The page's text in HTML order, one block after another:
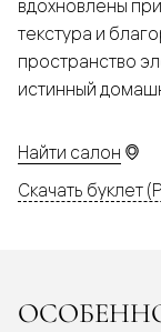
вдохновлены
текстура и
пространство
истинный
Найти салон
Скачать буклет